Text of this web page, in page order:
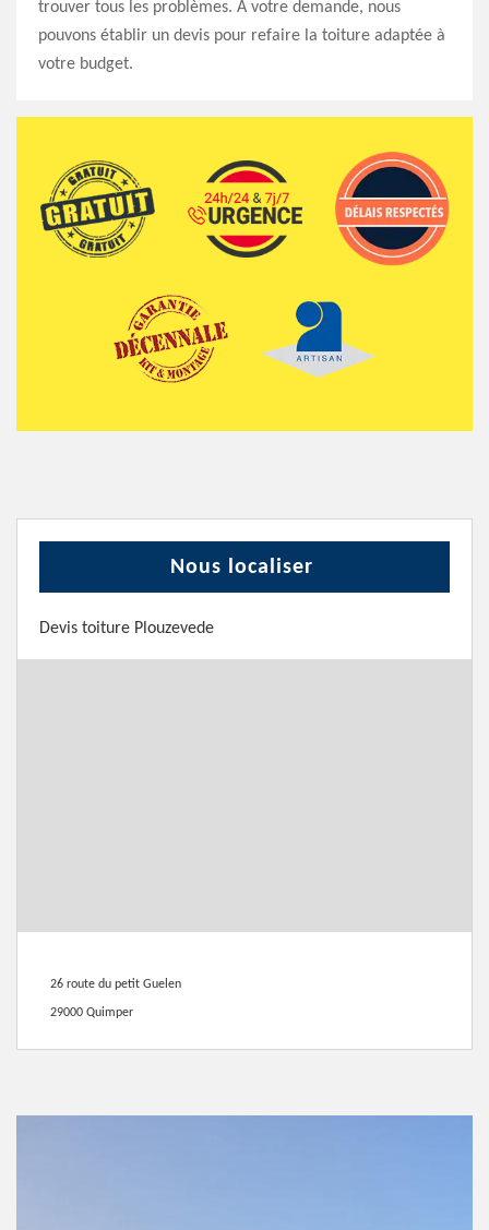
trouver tous les problèmes. À votre demande, nous
pouvons établir un devis pour refaire la toiture adaptée à
votre budget.
Nous localiser
Devis toiture Plouzevede
26 route du petit Guelen
29000 Quimper